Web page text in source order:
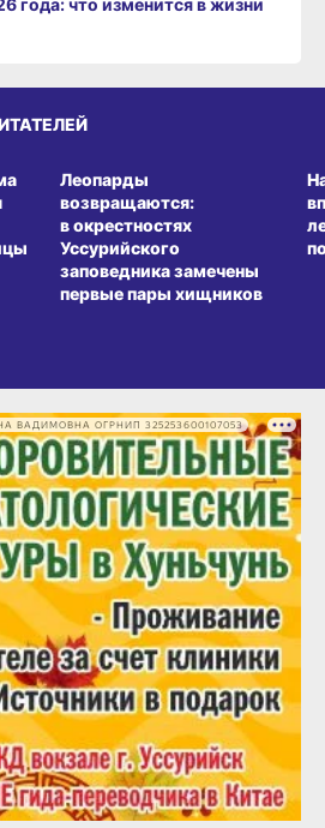
года: что изменится в жизни
Леопарды
возвращаются:
в окрестностях
Уссурийского
заповедника замечены
первые пары хищников
ВАДИМОВНА ОГРНИП 325253600107053